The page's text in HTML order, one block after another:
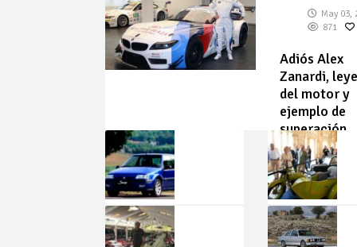
May 03,
871
Adiós Alex
Zanardi,
del motor y
ejemplo de
superación
May
Abr